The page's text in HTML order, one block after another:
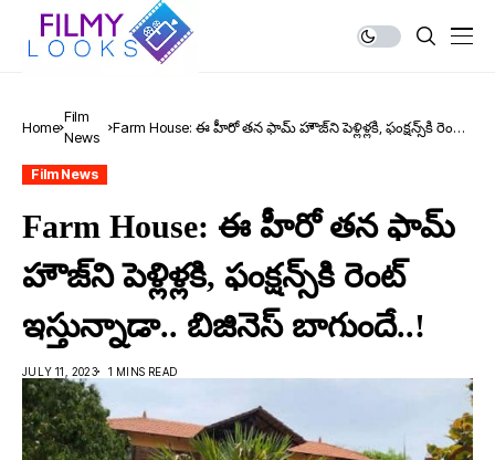
Home
Film
News
Farm House: ఈ హీరో త‌న ఫామ్ హౌజ్‌ని పెళ్లిళ్లకి, ఫంక్ష‌న్స్‌కి రెంట్
Film News
Farm House: ఈ హీరో త‌న ఫామ్
హౌజ్‌ని పెళ్లిళ్లకి, ఫంక్ష‌న్స్‌కి రెంట్
ఇస్తున్నాడా.. బిజినెస్ బాగుందే..!
JULY 11, 2023 1 MINS READ